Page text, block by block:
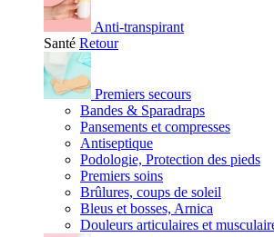
Anti-transpirant
Santé Retour
Premiers secours
Bandes & Sparadraps
Pansements et compresses
Antiseptique
Podologie, Protection des pieds
Premiers soins
Brûlures, coups de soleil
Bleus et bosses, Arnica
Douleurs articulaires et